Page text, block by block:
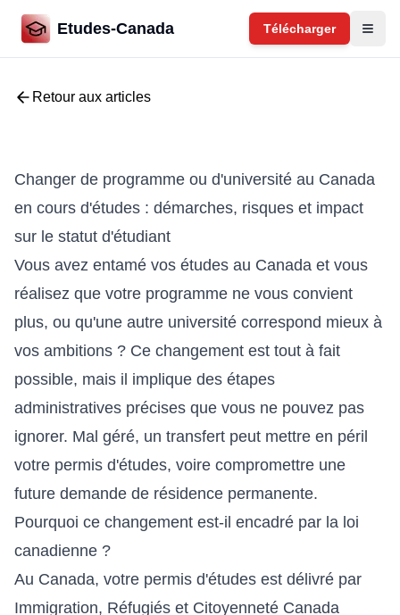
Etudes-Canada Télécharger
Retour aux articles
Changer de programme ou d'université au Canada
en cours d'études : démarches, risques et impact
sur le statut d'étudiant
Vous avez entamé vos études au Canada et vous
réalisez que votre programme ne vous convient
plus, ou qu'une autre université correspond mieux à
vos ambitions ? Ce changement est tout à fait
possible, mais il implique des étapes
administratives précises que vous ne pouvez pas
ignorer. Mal géré, un transfert peut mettre en péril
votre permis d'études, voire compromettre une
future demande de résidence permanente.
Pourquoi ce changement est-il encadré par la loi
canadienne ?
Au Canada, votre permis d'études est délivré par
Immigration, Réfugiés et Citoyenneté Canada